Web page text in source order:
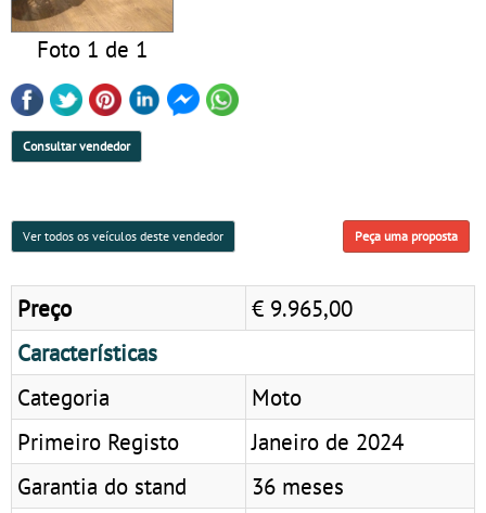
Foto 1 de 1
Consultar vendedor
Ver todos os veículos deste vendedor Peça uma proposta
Preço
€ 9.965,00
Características
Categoria
Moto
Primeiro Registo
Janeiro de 2024
Garantia do stand
36 meses